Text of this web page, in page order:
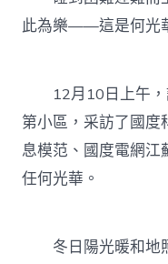
此為樂——這是何光
12月10日上午，
第小區，采訪了國
息模范、國度電網江
任何光華。
冬日陽光暖和地